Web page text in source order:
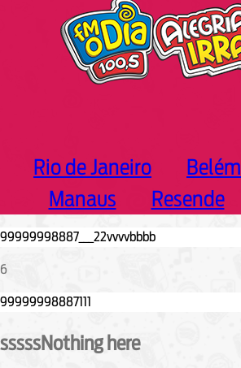
Rio de Janeiro Belém
Manaus
Resende
6
sssssNothing here